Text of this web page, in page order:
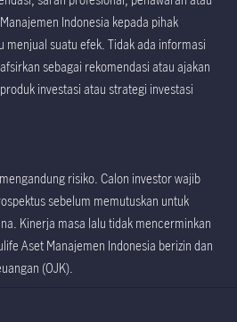
Indonesia kepada pihak
menjual suatu efek. Tidak ada informasi
sebagai rekomendasi atau ajakan
investasi atau strategi investasi
risiko. Calon investor wajib
sebelum memutuskan untuk
Kinerja masa lalu tidak mencerminkan
Aset Manajemen Indonesia berizin dan
(OJK).